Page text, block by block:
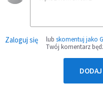
Zaloguj się lub skomentuj jako
Twój komentarz